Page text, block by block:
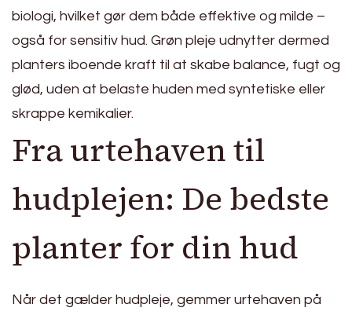
biologi, hvilket gør dem både effektive og milde –
også for sensitiv hud. Grøn pleje udnytter dermed
planters iboende kraft til at skabe balance, fugt og
glød, uden at belaste huden med syntetiske eller
skrappe kemikalier.
Fra urtehaven til
hudplejen: De bedste
planter for din hud
Når det gælder hudpleje, gemmer urtehaven på